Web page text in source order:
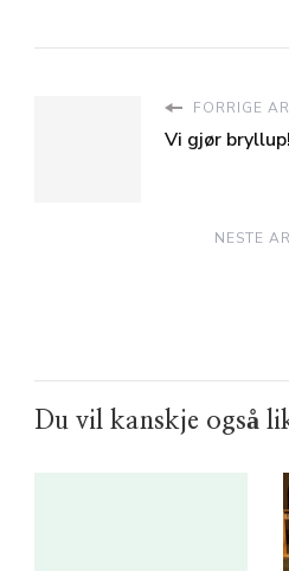
FORRIGE
Vi gjør bryllup!
NESTE
Du vil kanskje også